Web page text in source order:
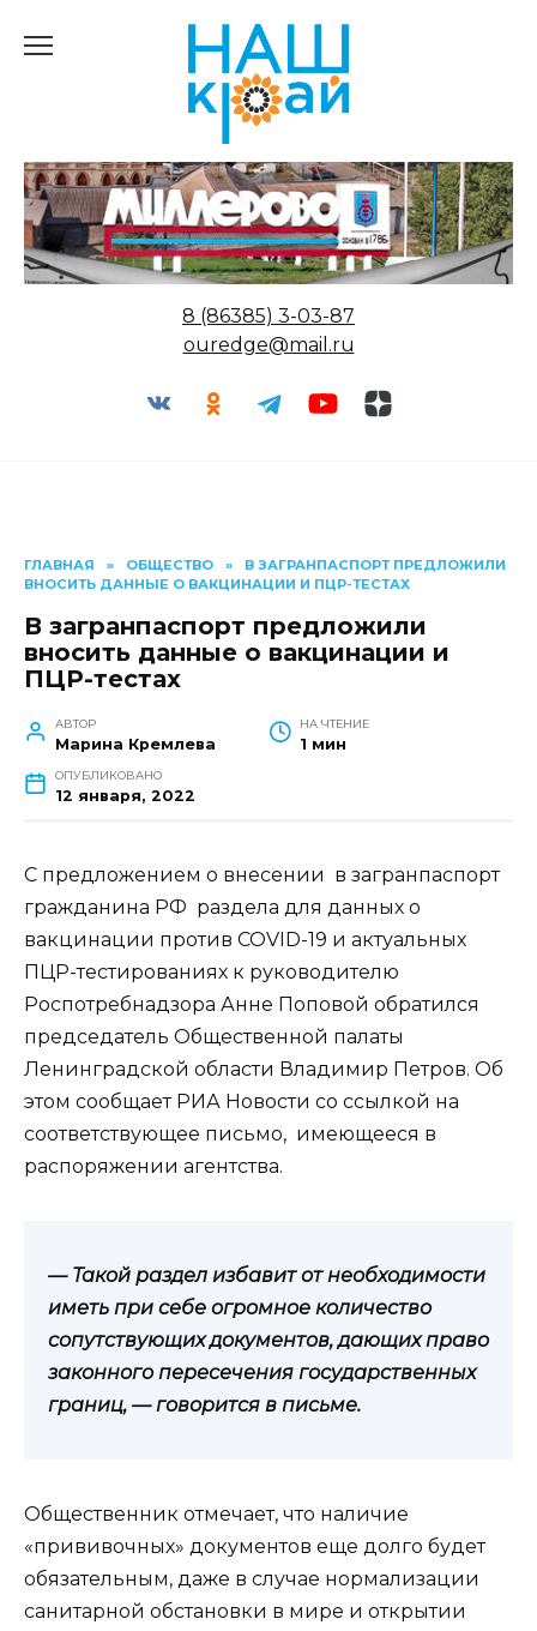
8 (86385) 3-03-87
ouredge@mail.ru
ГЛАВНАЯ » ОБЩЕСТВО »
В ЗАГРАНПАСПОРТ ПРЕДЛОЖИЛИ
ВНОСИТЬ ДАННЫЕ О ВАКЦИНАЦИИ И ПЦР-ТЕСТАХ
В загранпаспорт предложили
вносить данные о вакцинации и
ПЦР-тестах
АВТОР
Марина Кремлева
НА ЧТЕНИЕ
1 мин
ОПУБЛИКОВАНО
12 января, 2022
С предложением о внесении в загранпаспорт
гражданина РФ раздела для данных о
вакцинации против COVID-19 и актуальных
ПЦР-тестированиях к руководителю
Роспотребнадзора Анне Поповой обратился
председатель Общественной палаты
Ленинградской области Владимир Петров. Об
этом сообщает РИА Новости со ссылкой на
соответствующее письмо, имеющееся в
распоряжении агентства.
— Такой раздел избавит от необходимости
иметь при себе огромное количество
сопутствующих документов, дающих право
законного пересечения государственных
границ, — говорится в письме.
Общественник отмечает, что наличие
«прививочных» документов еще долго будет
обязательным, даже в случае нормализации
санитарной обстановки в мире и открытии